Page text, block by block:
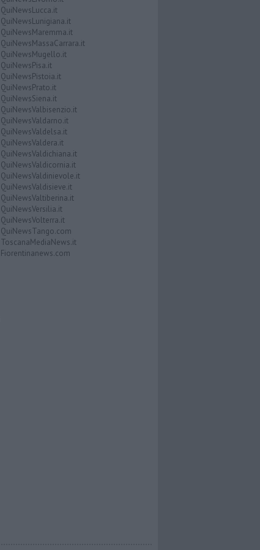
QuiNewsLucca.it
QuiNewsLunigiana.it
QuiNewsMaremma.it
QuiNewsMassaCarrara.it
QuiNewsMugello.it
QuiNewsPisa.it
QuiNewsPistoia.it
QuiNewsPrato.it
QuiNewsSiena.it
QuiNewsValbisenzio.it
QuiNewsValdarno.it
QuiNewsValdelsa.it
QuiNewsValdera.it
QuiNewsValdichiana.it
QuiNewsValdicornia.it
QuiNewsValdinievole.it
QuiNewsValdisieve.it
QuiNewsValtiberina.it
QuiNewsVersilia.it
QuiNewsVolterra.it
QuiNewsTango.com
ToscanaMediaNews.it
Fiorentinanews.com